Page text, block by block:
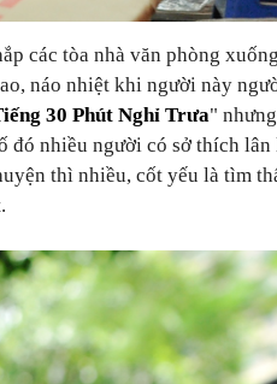
các tòa nhà văn phòng
náo nhiệt khi người này
30 Phút Nghỉ Trưa"
nhiều người có sở thích lân
thì nhiều, cốt yếu là tìm